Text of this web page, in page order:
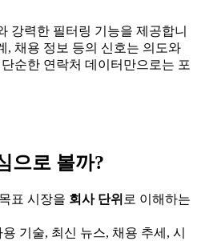
강력한 필터링 기능을 제공합니
, 채용 정보 등의 신호는 의도와
순한 연락처 데이터만으로는 포
으로 볼까?
표 시장을 회사 단위 로 이해하는
기술, 최신 뉴스, 채용 추세, 시